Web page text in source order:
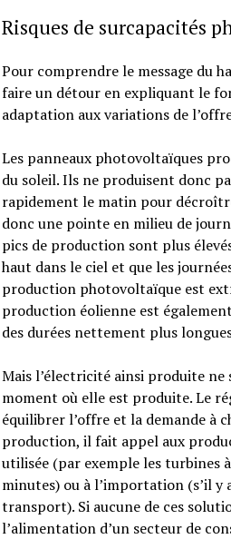
Risques de surcapacités
Pour comprendre le message du
faire un détour en expliquant le
adaptation aux variations de
Les panneaux photovoltaïques
du soleil. Ils ne produisent donc
rapidement le matin pour
donc une pointe en milieu de
pics de production sont plus
haut dans le ciel et que les
production photovoltaïque est
production éolienne est
des durées nettement plus
Mais l’électricité ainsi produite ne
moment où elle est produite. Le
équilibrer l’offre et la demande à
production, il fait appel aux
utilisée (par exemple les turbines
minutes) ou à l’importation (s’il y
transport). Si aucune de ces
l’alimentation d’un secteur de